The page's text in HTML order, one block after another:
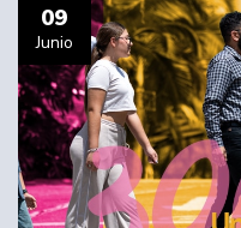
09
Junio